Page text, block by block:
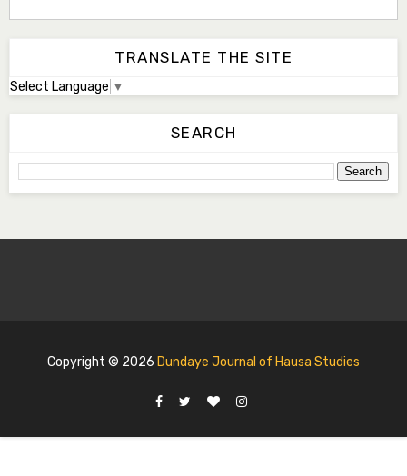
TRANSLATE THE SITE
Select Language ▼
SEARCH
Copyright © 2026 Dundaye Journal of Hausa Studies